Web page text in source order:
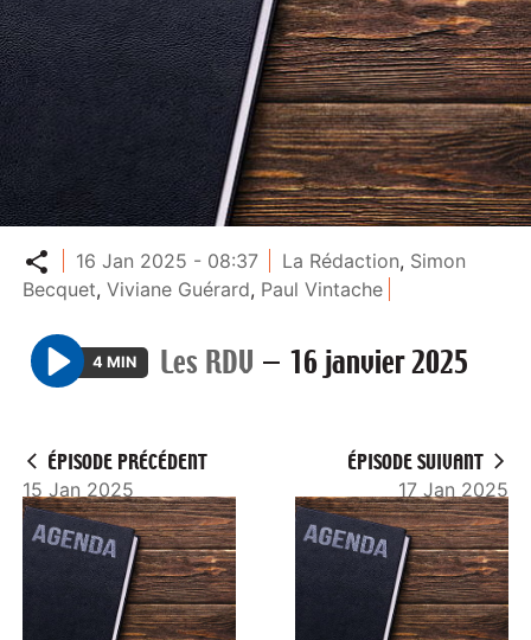
Partager
16 Jan 2025 - 08:37 La Rédaction, Simon
Becquet,Viviane Guérard, Paul Vintache
P
y
4 MIN Les RDV — 16 janvier 2025
ÉPISODE PRÉCÉDENT
15 Jan 2025
ÉPISODE SUIVANT
17 Jan 2025